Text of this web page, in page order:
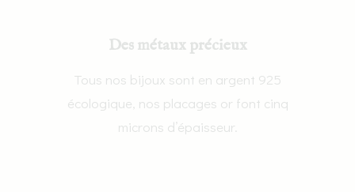
Des métaux précieux
Tous nos bijoux sont en argent 925
écologique, nos placages or font cinq
microns d’épaisseur.